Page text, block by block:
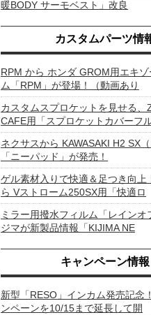
暖BODY サーモベスト」改良
カスタムパーツ情
RPM から ホンダ GROM用エキ
ム「RPM」が登場！（動画あり
カスタムスプロケットを見せる、
CAFE用「スプロケットカバーフ
ネクサスから KAWASAKI H2 SX
「ニーパッド」が発売！
ゲル素材入りで快適＆足つき向上
ら Vストローム250SX用「快適ロ
ミラー用撥水フィルム「レインオ
ジマが新製品情報「KIJIMA NE
キャンペーン情報
新型「RESO」インカム発売記念
ンペーンを10/15まで延長して開